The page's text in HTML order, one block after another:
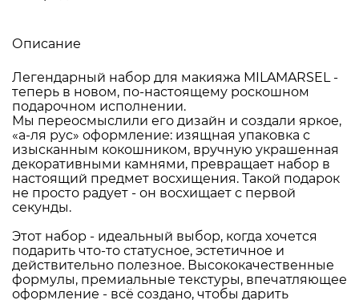
Описание
Легендарный набор для макияжа MILAMARSEL -
теперь в новом, по-настоящему роскошном
подарочном исполнении.
Мы переосмыслили его дизайн и создали яркое,
«а-ля рус» оформление: изящная упаковка с
изысканным кокошником, вручную украшенная
декоративными камнями, превращает набор в
настоящий предмет восхищения. Такой подарок
не просто радует - он восхищает с первой
секунды.
Этот набор - идеальный выбор, когда хочется
подарить что-то статусное, эстетичное и
действительно полезное. Высококачественные
формулы, премиальные текстуры, впечатляющее
оформление - всё создано, чтобы дарить